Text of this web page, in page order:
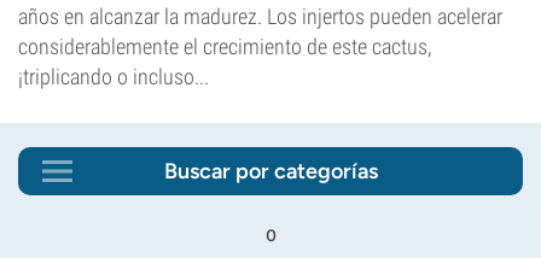
años en alcanzar la madurez. Los injertos pueden acelerar
considerablemente el crecimiento de este cactus,
¡triplicando o incluso...
Buscar por categorías
o